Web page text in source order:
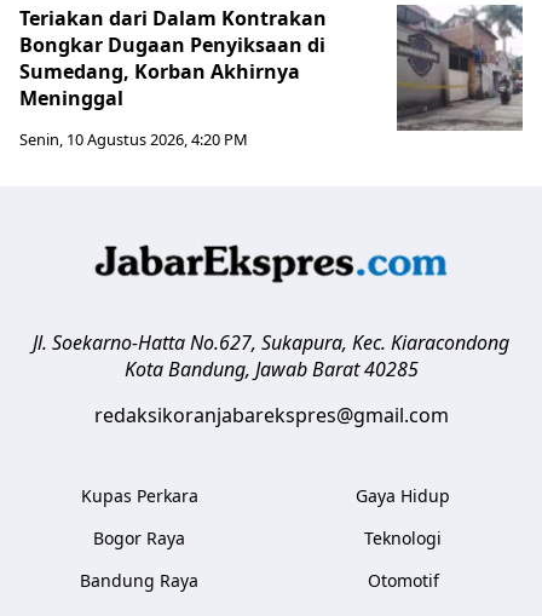
Teriakan dari Dalam Kontrakan
Bongkar Dugaan Penyiksaan di
Sumedang, Korban Akhirnya
Meninggal
Senin, 10 Agustus 2026, 4:20 PM
Jl. Soekarno-Hatta No.627, Sukapura, Kec. Kiaracondong
Kota Bandung, Jawab Barat 40285
redaksikoranjabarekspres@gmail.com
Kupas Perkara
Bogor Raya
Bandung Raya
Gaya Hidup
Teknologi
Otomotif